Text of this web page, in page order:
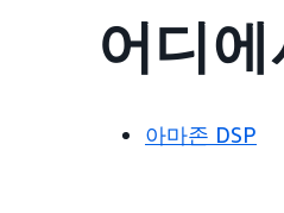
어디에
아마존 DSP